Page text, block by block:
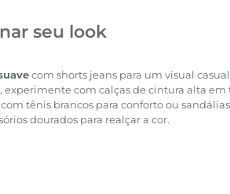
seu look
com shorts jeans para um visual
com calças de cintura alta em
tênis brancos para conforto ou
dourados para realçar a cor.